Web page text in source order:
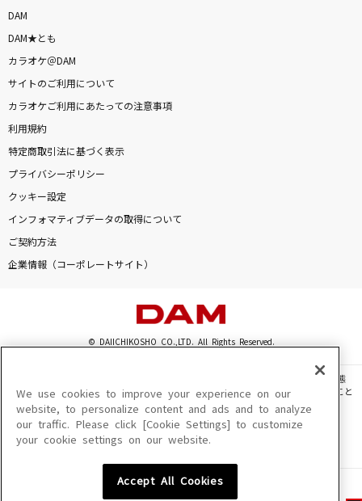
DAM
DAM★とも
カラオケ＠DAM
サイトのご利用について
カラオケご利用にあたっての注意事項
利用規約
特定商取引法に基づく表示
プライバシーポリシー
クッキー設定
インフォマティブデータの取得について
ご契約方法
企業情報（コーポレートサイト）
© DAIICHIKOSHO CO.,LTD. All Rights Reserved.
このサイトに掲載されている一切の文章・画像・写真・動画・音声等を、手段や形態
を問わず、著作権法の定める範囲を超えて無断で複製、転載、ファイル化などすること
を禁じます。
楽曲及びコンテンツは、機種によりご利用いただけない場合があります。
楽曲及びコンテンツの配信日、配信内容が変更になる場合があります。
We use cookies to improve your experience on our
website, to personalize content and ads and to analyze
our traffic. Please click [Cookie Settings] to customize
your cookie settings on our website.
Accept All Cookies